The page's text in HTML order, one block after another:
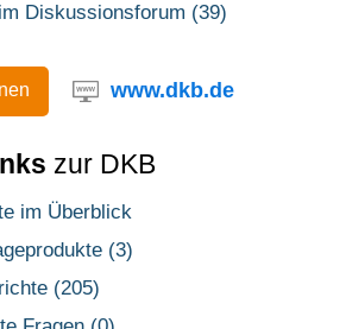
Diskussionsforum (39)
www.dkb.de
zur DKB
im Überblick
(3)
(205)